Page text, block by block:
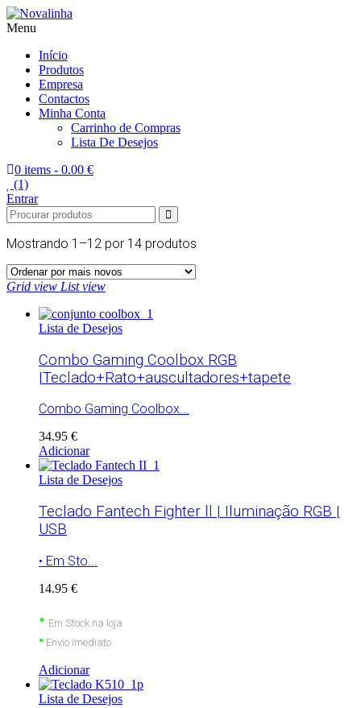
Novalinha
Informatica
Menu
Início
Produtos
Empresa
Contactos
Minha Conta
Carrinho de Compras
Lista De Desejos
0 items - 0.00 €
(1)
Entrar
Mostrando 1–12 por 14 produtos
Grid view List view
Lista de Desejos
Combo Gaming Coolbox RGB
|Teclado+Rato+auscultadores+tapete
Combo Gaming Coolbox...
34.95 €
Adicionar
Lista de Desejos
Teclado Fantech Fighter ll | Iluminação RGB |
USB
• Em Sto...
14.95 €
• Em Stock na loja
• Envio imediato
Adicionar
Lista de Desejos